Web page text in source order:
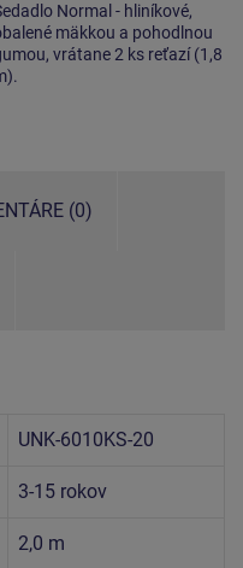
Normal - hliníkové,
mäkkou a pohodlnou
vrátane 2 ks reťazí (1,8
(0)
UNK-6010KS-20
3-15 rokov
2,0 m